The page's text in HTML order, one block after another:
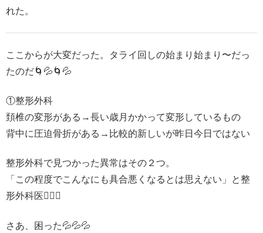
れた。
ここからが大変だった。タライ回しの始まり始まり〜だっ
たのだ🌀💦🌀💦
①整形外科
頚椎の変形がある→長い歳月かかって変形しているもの
背中に圧迫骨折がある→比較的新しいが昨日今日ではない
整形外科で見つかった異常はその２つ。
「この程度でこんなにも具合悪くなるとは思えない」と整
形外科医🧑🏻‍⚕️
さあ、困った💦💦💦